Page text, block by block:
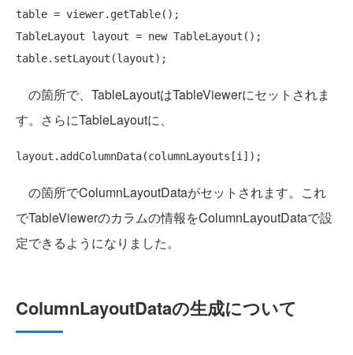
table = viewer.getTable();
TableLayout layout = new TableLayout();
の箇所で、TableLayoutはTableViewerにセットされま
す。さらにTableLayoutに、
の箇所でColumnLayoutDataがセットされます。これ
でTableViewerのカラムの情報をColumnLayoutDataで設
定できるようになりました。
ColumnLayoutDataの生成について